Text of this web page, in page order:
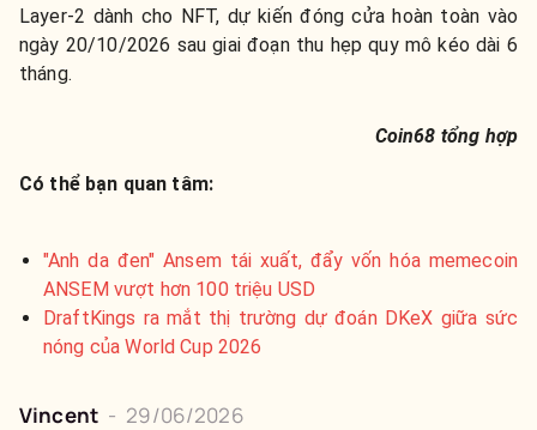
Layer-2 dành cho NFT, dự kiến đóng cửa hoàn toàn vào
ngày 20/10/2026 sau giai đoạn thu hẹp quy mô kéo dài 6
tháng.
Coin68 tổng hợp
Có thể bạn quan tâm:
"Anh da đen" Ansem tái xuất, đẩy vốn hóa memecoin
ANSEM vượt hơn 100 triệu USD
DraftKings ra mắt thị trường dự đoán DKeX giữa sức
nóng của World Cup 2026
Vincent - 29/06/2026